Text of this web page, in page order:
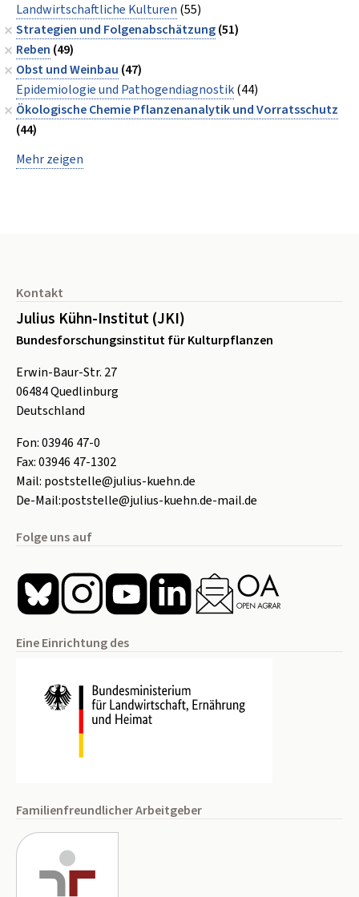
Landwirtschaftliche Kulturen (55)
Strategien und Folgenabschätzung(51)
Reben (49)
Obst und Weinbau (47)
Epidemiologie und Pathogendiagnostik(44)
Ökologische Chemie Pflanzenanalytik und Vorratsschutz
(44)
Mehr zeigen
Kontakt
Julius Kühn-Institut (JKI)
Bundesforschungsinstitut für Kulturpflanzen
Erwin-Baur-Str. 27
06484Quedlinburg
Deutschland
Fon:03946 47-0
Fax:03946 47-1302
Mail: poststelle@julius-kuehn.de
De-Mail:poststelle@julius-kuehn.de-mail.de
Folge uns auf
Eine Einrichtung des
Familienfreundlicher Arbeitgeber